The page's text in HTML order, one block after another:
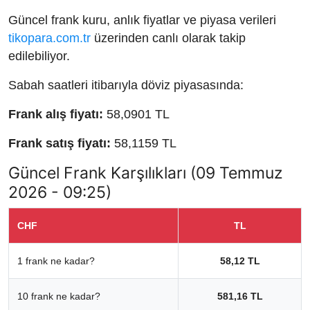
Güncel frank kuru, anlık fiyatlar ve piyasa verileri
tikopara.com.tr üzerinden canlı olarak takip
edilebiliyor.
Sabah saatleri itibarıyla döviz piyasasında:
Frank alış fiyatı: 58,0901 TL
Frank satış fiyatı: 58,1159 TL
Güncel Frank Karşılıkları (09 Temmuz
2026 - 09:25)
CHF TL
1 frank ne kadar? 58,12 TL
10 frank ne kadar? 581,16 TL